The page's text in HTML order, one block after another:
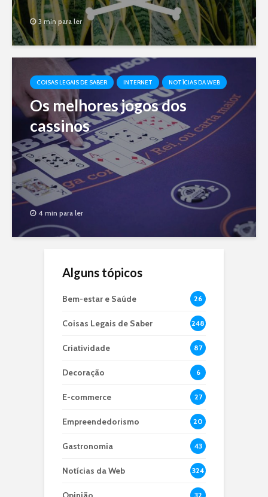
3 min para ler
COISAS LEGAIS DE SABER INTERNET NOTÍCIAS DA WEB
Os melhores jogos dos
cassinos
4 min para ler
Alguns tópicos
Bem-estar e Saúde 26
Coisas Legais de Saber 248
Criatividade 87
Decoração 6
E-commerce 27
Empreendedorismo 20
Gastronomia 43
Notícias da Web 324
32